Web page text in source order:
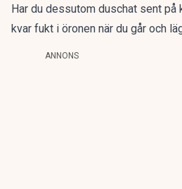
Har du dessutom duschat sent på
kvar fukt i öronen när du går och
ANNONS